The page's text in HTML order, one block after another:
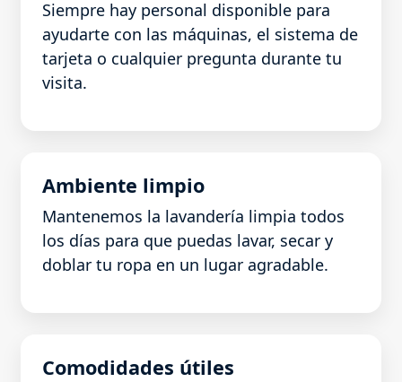
Siempre hay personal disponible para
ayudarte con las máquinas, el sistema de
tarjeta o cualquier pregunta durante tu
visita.
Ambiente limpio
Mantenemos la lavandería limpia todos
los días para que puedas lavar, secar y
doblar tu ropa en un lugar agradable.
Comodidades útiles